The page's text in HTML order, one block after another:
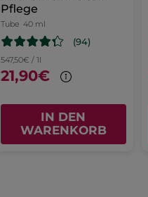
Pflege
Tube 40 ml
(94)
547,50€ / 1l
21,90€
IN DEN
WARENKORB